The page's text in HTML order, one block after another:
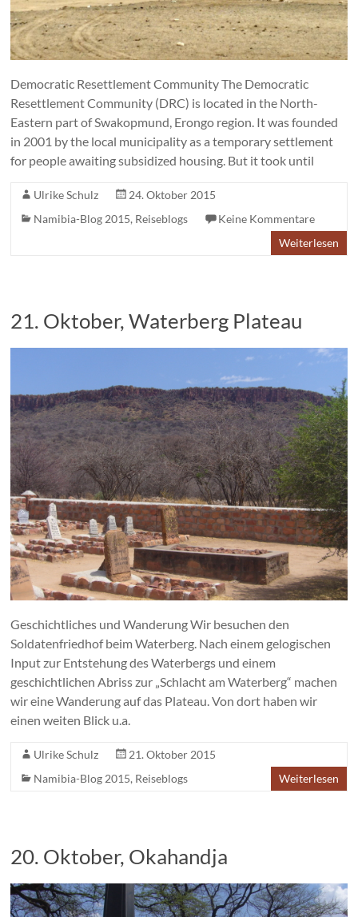
Democratic Resettlement Community The Democratic
Resettlement Community (DRC) is located in the North-
Eastern part of Swakopmund, Erongo region. It was founded
in 2001 by the local municipality as a temporary settlement
for people awaiting subsidized housing. But it took until
Ulrike Schulz
24. Oktober 2015
Namibia-Blog 2015, Reiseblogs
Keine Kommentare
Weiterlesen
21. Oktober, Waterberg Plateau
Geschichtliches und Wanderung Wir besuchen den
Soldatenfriedhof beim Waterberg. Nach einem gelogischen
Input zur Entstehung des Waterbergs und einem
geschichtlichen Abriss zur „Schlacht am Waterberg“ machen
wir eine Wanderung auf das Plateau. Von dort haben wir
einen weiten Blick u.a.
Ulrike Schulz
21. Oktober 2015
Namibia-Blog 2015, Reiseblogs Weiterlesen
20. Oktober, Okahandja